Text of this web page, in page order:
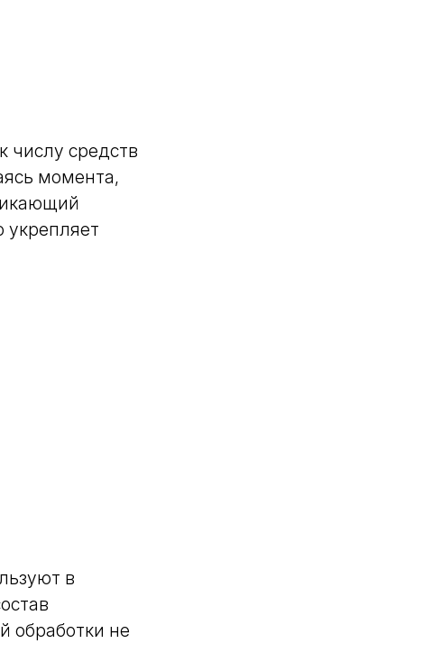
числу средств
момента,
укрепляет
в
обработки не